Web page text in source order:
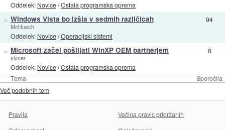
Tema Sporočila
Oddelek: Novice/Ostala programska oprema
» Windows Vista bo izšla v sedmih različicah
McHusch
Oddelek: Novice/Operacijski sistemi
94
» Microsoft začel pošiljati WinXP OEM partnerjem
slycer
Oddelek: Novice/Ostala programska oprema
8
Več podobnih tem
Pravila
Večina pravic pridržanih